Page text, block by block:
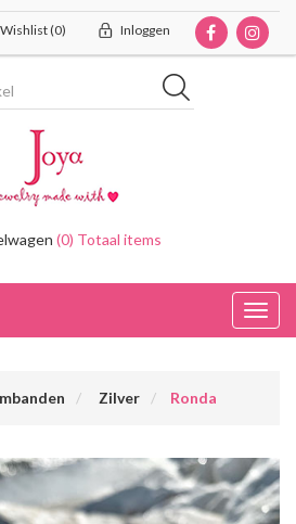
Wishlist(0) Inloggen
(0) Totaal items
Zilver Ronda